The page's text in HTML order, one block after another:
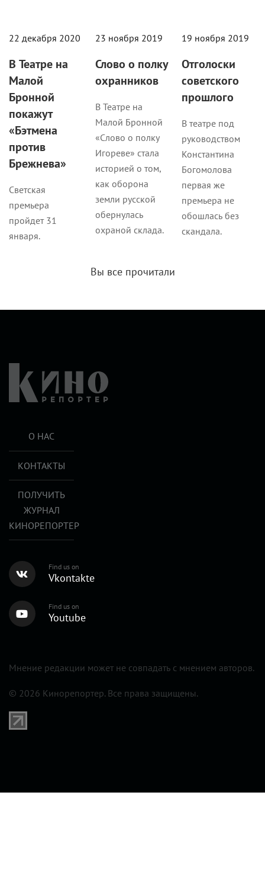
22 декабря 2020
В Театре на
Малой
Бронной
покажут
«Бэтмена
против
Брежнева»
Светская
премьера
пройдет 31
января.
23 ноября 2019
Слово о полку
охранников
В Театре на
Малой Бронной
«Слово о полку
Игореве» стала
историей о том,
как оборона
земли русской
обернулась
охраной склада.
19 ноября 2019
Отголоски
советского
прошлого
В театре под
руководством
Константина
Богомолова
первая же
премьера не
обошлась без
скандала.
Вы все прочитали
О НАС
КОНТАКТЫ
ПОЛУЧИТЬ
ЖУРНАЛ
КИНОРЕПОРТЕР
Find us on
Vkontakte
Find us on
Youtube
Мнение редакции может не совпадать с мнением авторов.
© 2026 Кинорепортер. Все права защищены.